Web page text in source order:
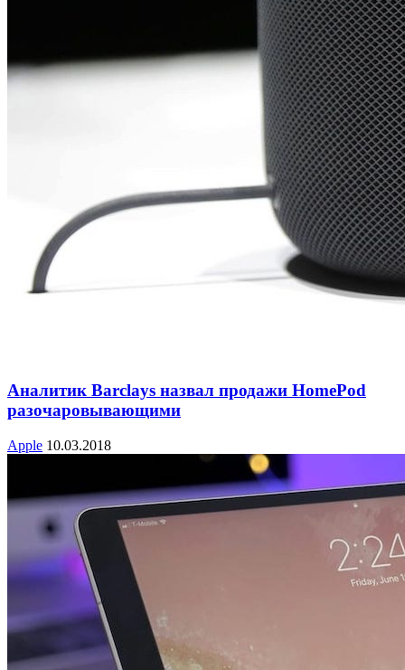
Аналитик Barclays назвал продажи HomePod
разочаровывающими
Apple 10.03.2018